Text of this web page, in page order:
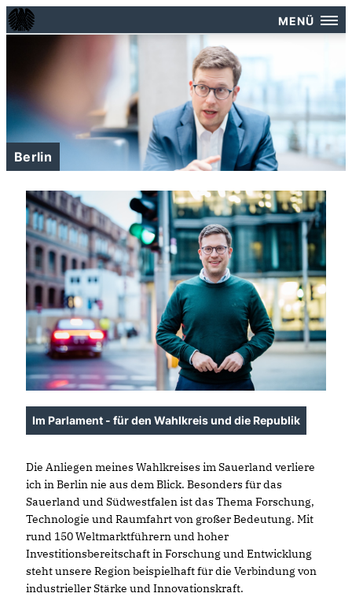
MENÜ
Berlin
Im Parlament - für den Wahlkreis und die Republik
Die Anliegen meines Wahlkreises im Sauerland verliere
ich in Berlin nie aus dem Blick. Besonders für das
Sauerland und Südwestfalen ist das Thema Forschung,
Technologie und Raumfahrt von großer Bedeutung. Mit
rund 150 Weltmarktführern und hoher
Investitionsbereitschaft in Forschung und Entwicklung
steht unsere Region beispielhaft für die Verbindung von
industrieller Stärke und Innovationskraft.